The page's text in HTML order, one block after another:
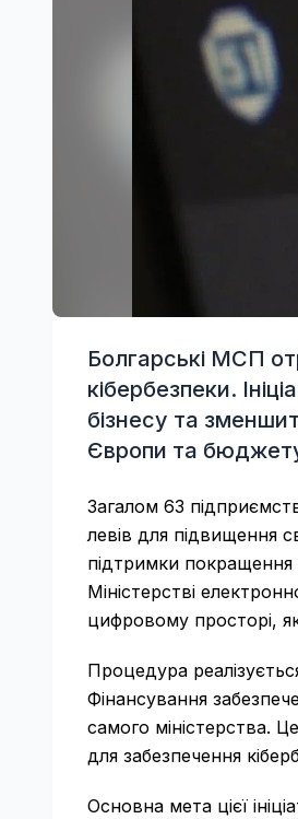
Болгарські МСП
кібербезпеки.
бізнесу та
Європи та
Загалом 63
левів для підвищення
підтримки покращення
Міністерстві
цифровому просторі,
Процедура
Фінансування
самого міністерства.
для забезпечення
Основна мета цієї